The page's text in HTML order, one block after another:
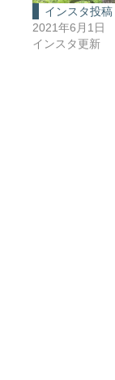
インスタ投稿
2021年6月1日
インスタ更新